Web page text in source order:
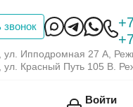
звонок
ул. Ипподромная 27 А,
ул. Красный Путь 105 В.
Войти